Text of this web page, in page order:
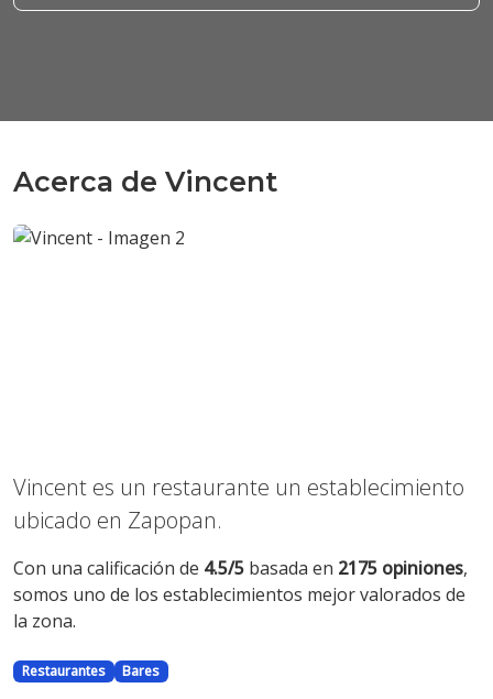
Acerca de Vincent
Vincent es un restaurante un establecimiento
ubicado en Zapopan.
Con una calificación de 4.5/5 basada en 2175 opiniones,
somos uno de los establecimientos mejor valorados de
la zona.
Restaurantes Bares